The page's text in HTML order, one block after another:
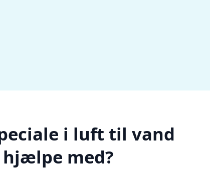
i luft til vand
med?